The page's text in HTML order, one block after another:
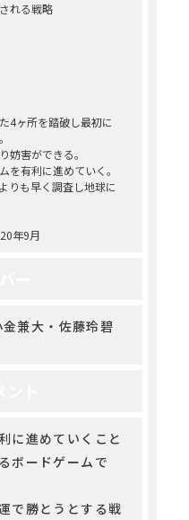
れる戦略
4ヶ所を踏破し最初に
妨害ができる。
を有利に進めていく。
りも早く調査し地球に
年9月
兼大・佐藤玲碧
に進めていくこと
ボードゲームで
で勝とうとする戦